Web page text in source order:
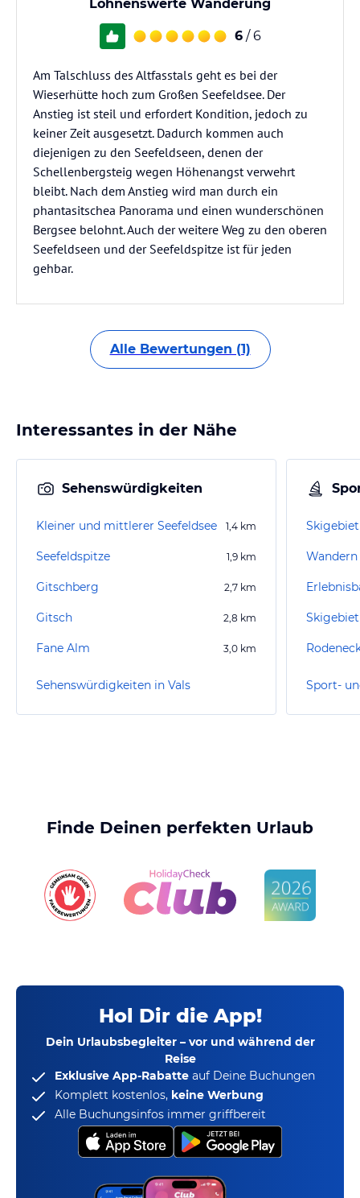
Lohnenswerte Wanderung
6 / 6
Am Talschluss des Altfasstals geht es bei der
Wieserhütte hoch zum Großen Seefeldsee. Der
Anstieg ist steil und erfordert Kondition, jedoch zu
keiner Zeit ausgesetzt. Dadurch kommen auch
diejenigen zu den Seefeldseen, denen der
Schellenbergsteig wegen Höhenangst verwehrt
bleibt. Nach dem Anstieg wird man durch ein
phantasitschea Panorama und einen wunderschönen
Bergsee belohnt. Auch der weitere Weg zu den oberen
Seefeldseen und der Seefeldspitze ist für jeden
gehbar.
Alle Bewertungen (1)
Interessantes in der Nähe
Sehenswürdigkeiten
Kleiner und mittlerer Seefeldsee 1,4 km
Seefeldspitze 1,9 km
Gitschberg 2,7 km
Gitsch 2,8 km
Fane Alm 3,0 km
Sehenswürdigkeiten in Vals Sport-
Finde Deinen perfekten Urlaub
Hol Dir die App!
Dein Urlaubsbegleiter – vor und während der
Reise
Exklusive App-Rabatte auf Deine Buchungen
Komplett kostenlos, keine Werbung
Alle Buchungsinfos immer griffbereit